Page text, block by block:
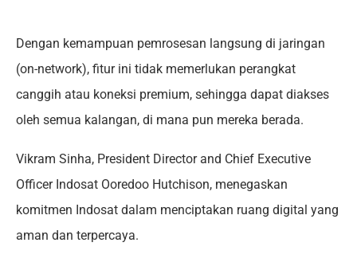
Dengan kemampuan pemrosesan langsung di jaringan
(on-network), fitur ini tidak memerlukan perangkat
canggih atau koneksi premium, sehingga dapat diakses
oleh semua kalangan, di mana pun mereka berada.
Vikram Sinha, President Director and Chief Executive
Officer Indosat Ooredoo Hutchison, menegaskan
komitmen Indosat dalam menciptakan ruang digital yang
aman dan terpercaya.